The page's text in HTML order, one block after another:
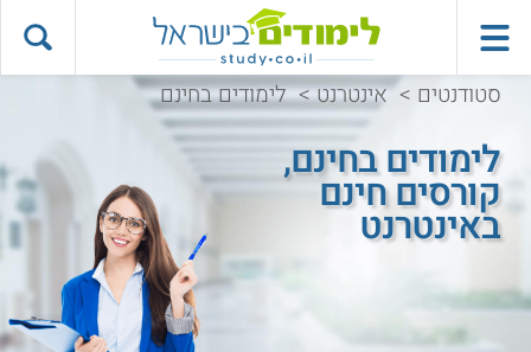
סטודנטים >אינטרנט>לימודים בחינם
לימודים בחינם,
קורסים חינם
באינטרנט